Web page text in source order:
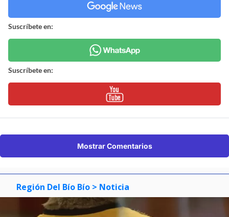
Suscríbete en:
Suscríbete en:
Mostrar Comentarios
Región Del Bío Bío > Noticia